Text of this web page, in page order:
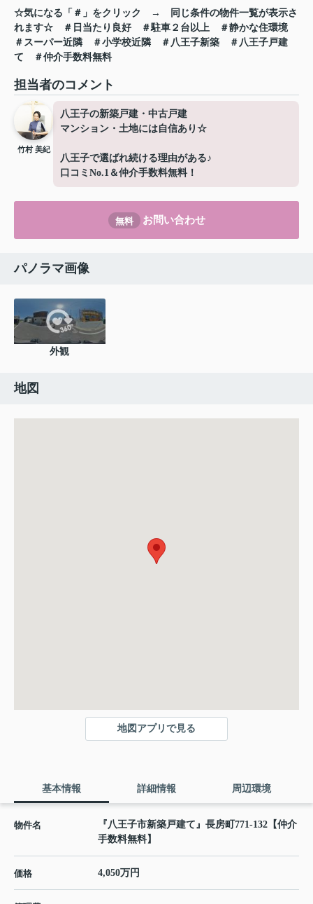
☆気になる「＃」をクリック →
同じ条件の物件一覧が表示さ
れます☆
＃日当たり良好 ＃駐車２台以上
＃静かな住環境
＃スーパー近隣
＃小学校近隣 ＃八王子新築
＃八王子戸建
て
＃仲介手数料無料
担当者のコメント
竹村 美紀
八王子の新築戸建・中古戸建
マンション・土地には自信あり☆
八王子で選ばれ続ける理由がある♪
口コミNo.1＆仲介手数料無料！
無料 お問い合わせ
パノラマ画像
外観
地図
地図アプリで見る
基本情報 詳細情報 周辺環境
物件名
『八王子市新築戸建て』長房町771-132【仲介
手数料無料】
価格 4,050万円